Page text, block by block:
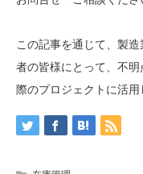
この記事を通じて、製
者の皆様にとって、不
際のプロジェクトに活用